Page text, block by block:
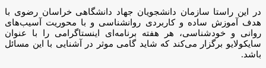
در این راستا سازمان دانشجویان جهاد دانشگاهی خراسان رضوی با
هدف آموزش ساده و کاربردی روانشناسی و با محوریت آسیب‌های
روانی و خودشناسی، هر هفته برنامه‌ای اینستاگرامی را با عنوان
سایکولایو برگزار می‌کند که شاید گامی موثر در آشنایی با این مسائل
باشد.